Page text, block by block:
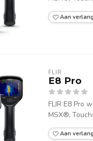
Aan
FLIR
E8 Pro
FLIR E8 Pro
MSX®,
Aan